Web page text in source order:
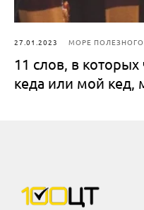
27.01.2023 МОРЕ ПОЛЕЗНОГО
11 слов, в которых
кеда или мой кед,